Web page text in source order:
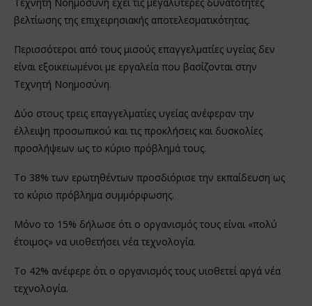
βελτίωσης της επιχειρησιακής αποτελεσματικότητας.
Περισσότεροι από τους μισούς επαγγελματίες υγείας δεν
είναι εξοικειωμένοι με εργαλεία που βασίζονται στην
Τεχνητή Νοημοσύνη.
Δύο στους τρεις επαγγελματίες υγείας ανέφεραν την
έλλειψη προσωπικού και τις προκλήσεις και δυσκολίες
προσλήψεων ως το κύριο πρόβλημά τους.
Το 38% των ερωτηθέντων προσδιόρισε την εκπαίδευση ως
το κύριο πρόβλημα συμμόρφωσης.
Μόνο το 15% δήλωσε ότι ο οργανισμός τους είναι «πολύ
έτοιμος» να υιοθετήσει νέα τεχνολογία.
Το 42% ανέφερε ότι ο οργανισμός τους υιοθετεί αργά νέα
τεχνολογία.